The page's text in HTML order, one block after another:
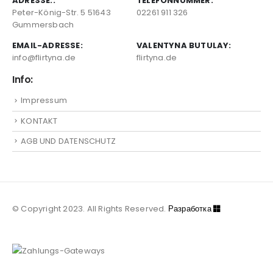
Peter-König-Str. 5 51643
Gummersbach
02261 911 326
EMAIL-ADRESSE:
info@flirtyna.de
VALENTYNA BUTULAY:
flirtyna.de
Info:
Impressum
KONTAKT
AGB UND DATENSCHUTZ
© Copyright 2023. All Rights Reserved. Разработка Semsait